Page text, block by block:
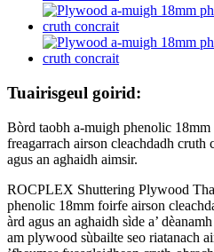
Tuairisgeul goirid:
Bòrd taobh a-muigh phenolic
freagarrach airson cleachdadh cruth
agus an aghaidh aimsir.
ROCPLEX Shuttering Plywood
phenolic 18mm foirfe airson
àrd agus an aghaidh sìde a’
am plywood sùbailte seo riatanach